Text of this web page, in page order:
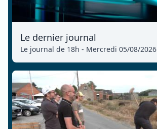
Le dernier journal
Le journal de 18h - Mercredi 05/08/2026